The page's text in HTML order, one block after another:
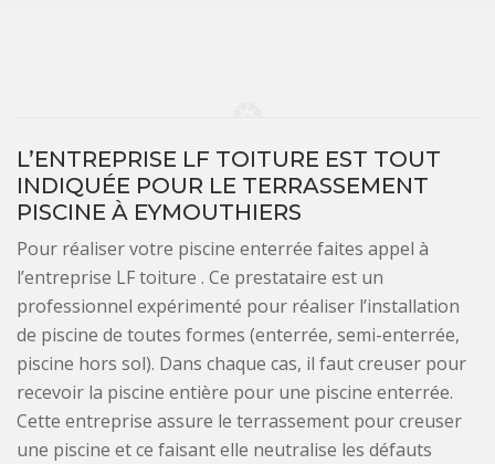
L’ENTREPRISE LF TOITURE EST TOUT
INDIQUÉE POUR LE TERRASSEMENT
PISCINE À EYMOUTHIERS
Pour réaliser votre piscine enterrée faites appel à
l’entreprise LF toiture . Ce prestataire est un
professionnel expérimenté pour réaliser l’installation
de piscine de toutes formes (enterrée, semi-enterrée,
piscine hors sol). Dans chaque cas, il faut creuser pour
recevoir la piscine entière pour une piscine enterrée.
Cette entreprise assure le terrassement pour creuser
une piscine et ce faisant elle neutralise les défauts